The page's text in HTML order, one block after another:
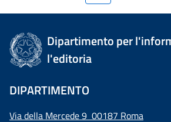
Dipartimento per
l'editoria
DIPARTIMENTO
Via della Mercede 9 00187 Roma